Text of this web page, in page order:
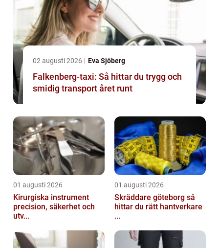
02 augusti 2026 Eva Sjöberg
Falkenberg-taxi: Så hittar du trygg och
smidig transport året runt
01 augusti 2026
Kirurgiska instrument
precision, säkerhet och
utv...
01 augusti 2026
Skräddare göteborg så
hittar du rätt hantverkare
...